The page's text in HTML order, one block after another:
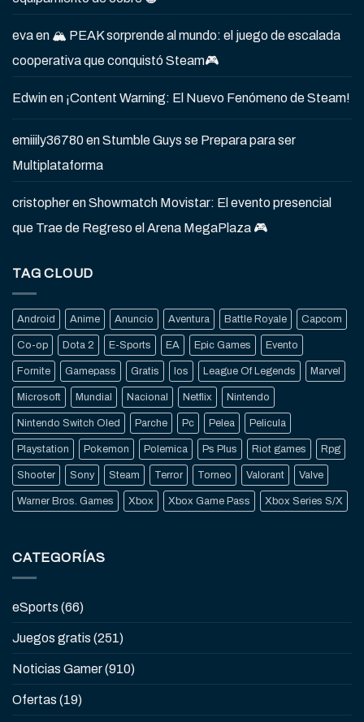
evaen 🏔️ PEAK sorprende al mundo: el juego de escalada
cooperativa que conquistó Steam🎮
Edwinen ¡Content Warning: El Nuevo Fenómeno de Steam!
emiiily36780enStumble Guys se Prepara para ser
Multiplataforma
cristopherenShowmatch Movistar: El evento presencial
que Trae de Regreso el Arena MegaPlaza 🎮
TAG CLOUD
Android Anime Anuncio Aventura Battle Royale Capcom
Co-op Dota 2 E-Sports EA Epic Games Evento
Fornite Gamepass Gratis Ios League Of Legends Marvel
Microsoft Mundial Nacional Netflix Nintendo
Nintendo Switch Oled Parche Pc Pelea Pelicula
Playstation Pokemon Polemica Ps Plus Riot games Rpg
Shooter Sony Steam Terror Torneo Valorant Valve
Warner Bros. Games Xbox Xbox Game Pass Xbox Series S/X
CATEGORÍAS
eSports (66)
Juegos gratis (251)
Noticias Gamer(910)
Ofertas (19)